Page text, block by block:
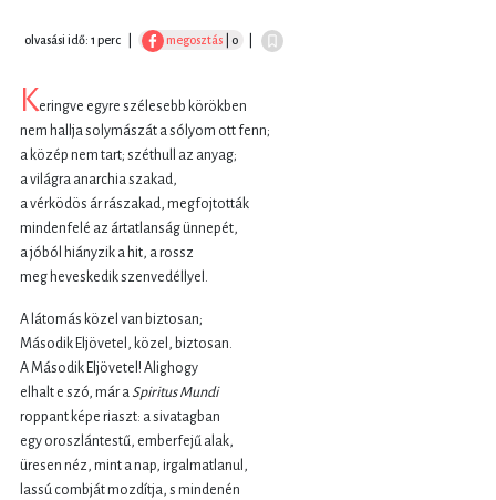
olvasási idő: 1 perc megosztás | 0
Keringve egyre szélesebb körökben
nem hallja solymászát a sólyom ott fenn;
a közép nem tart; széthull az anyag;
a világra anarchia szakad,
a vérködös ár rászakad, megfojtották
mindenfelé az ártatlanság ünnepét,
a jóból hiányzik a hit, a rossz
meg heveskedik szenvedéllyel.
A látomás közel van biztosan;
Második Eljövetel, közel, biztosan.
A Második Eljövetel! Alighogy
elhalt e szó, már a Spiritus Mundi
roppant képe riaszt: a sivatagban
egy oroszlántestű, emberfejű alak,
üresen néz, mint a nap, irgalmatlanul,
lassú combját mozdítja, s mindenén